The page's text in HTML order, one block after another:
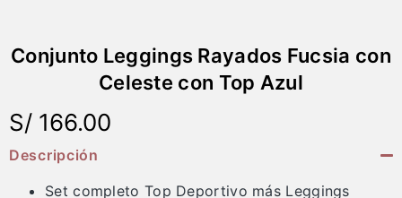
Conjunto Leggings Rayados Fucsia con
Celeste con Top Azul
S/ 166.00
Descripción
Set completo Top Deportivo más Leggings